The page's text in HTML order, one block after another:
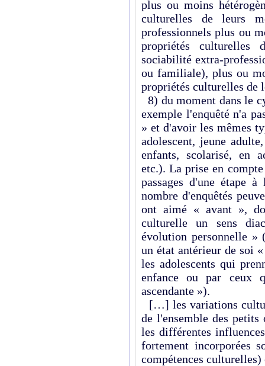
plus ou moins
culturelles de leurs
professionnels plus ou
propriétés culturelles
sociabilité extra-
ou familiale), plus ou
propriétés culturelles de
8) du moment dans le
exemple l'enquêté n'a
» et d'avoir les mêmes
adolescent, jeune
enfants, scolarisé, en
etc.). La prise en
passages d'une étape
nombre d'enquêtés
ont aimé « avant »,
culturelle un sens
évolution personnelle »
un état antérieur de soi
les adolescents qui
enfance ou par ceux
ascendante »).
[…] les variations
de l'ensemble des petits
les différentes
fortement incorporées
compétences culturelles)